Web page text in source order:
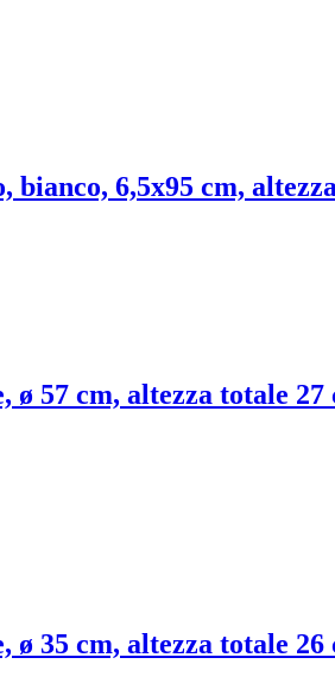
6,5x95 cm,
57 cm, altezza totale 27
35 cm, altezza totale 26